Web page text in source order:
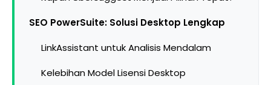
SEO PowerSuite: Solusi Desktop Lengkap
LinkAssistant untuk Analisis Mendalam
Kelebihan Model Lisensi Desktop